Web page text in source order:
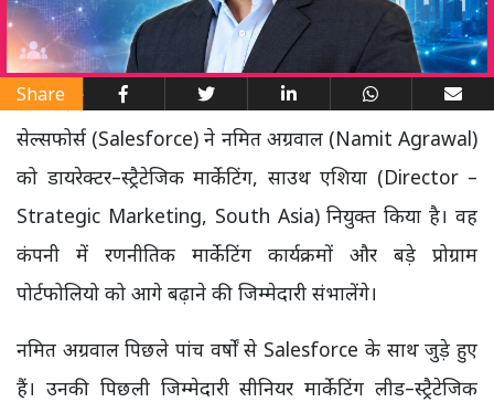
Share
सेल्सफोर्स (Salesforce) ने नमित अग्रवाल (Namit Agrawal)
को डायरेक्टर–स्ट्रैटेजिक मार्केटिंग, साउथ एशिया (Director –
Strategic Marketing, South Asia) नियुक्त किया है। वह
कंपनी में रणनीतिक मार्केटिंग कार्यक्रमों और बड़े प्रोग्राम
पोर्टफोलियो को आगे बढ़ाने की जिम्मेदारी संभालेंगे।
नमित अग्रवाल पिछले पांच वर्षों से Salesforce के साथ जुड़े हुए
हैं। उनकी पिछली जिम्मेदारी सीनियर मार्केटिंग लीड–स्ट्रैटेजिक